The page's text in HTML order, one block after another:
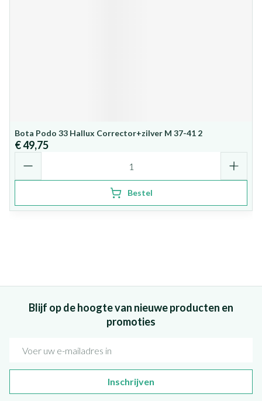
Bota Podo 33 Hallux Corrector+zilver M 37-41 2
€ 49,75
Bestel
Blijf op de hoogte van nieuwe producten en
promoties
Inschrijven